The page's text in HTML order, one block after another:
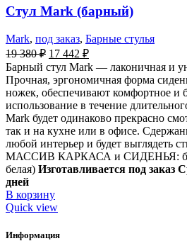
Стул Mark (барный)
Mark, под заказ, Барные стулья
19 380₽ 17 442 ₽
Барный стул Mark — лаконичная и
Прочная, эргономичная форма
ножек, обеспечивают комфортное и
использование в течение
Mark будет одинаково прекрасно
так и на кухне или в офисе.
любой интерьер и будет выглядеть
МАССИВ КАРКАСА и СИДЕНЬЯ: бук
белая) Изготавливается под заказ
дней
В корзину
Quick view
Информация